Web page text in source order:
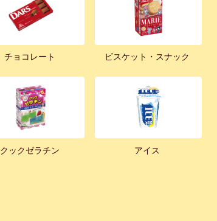
チョコレート ビスケット・スナック
クックゼラチン アイス